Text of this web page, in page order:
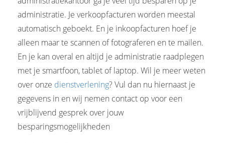
administratie. Je verkoopfacturen worden meestal
automatisch geboekt. En je inkoopfacturen hoef je
alleen maar te scannen of fotograferen en te mailen.
En je kan overal en altijd je administratie raadplegen
met je smartfoon, tablet of laptop. Wil je meer weten
over onze dienstverlening? Vul dan nu hiernaast je
gegevens in en wij nemen contact op voor een
vrijblijvend gesprek over jouw
besparingsmogelijkheden